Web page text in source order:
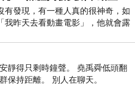
有發現，有一種人真的很神奇，如
我昨天去看動畫電影」，他就會露
笑，然後問你是不是陪小
靜得只剩時鐘聲。 堯禹舜低頭翻
保持距離。 別人在聊天。